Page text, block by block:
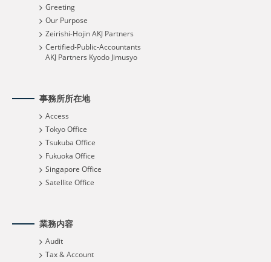
Greeting
Our Purpose
Zeirishi-Hojin AKJ Partners
Certified-Public-Accountants
AKJ Partners Kyodo Jimusyo
事務所所在地
Access
Tokyo Office
Tsukuba Office
Fukuoka Office
Singapore Office
Satellite Office
業務内容
Audit
Tax & Account